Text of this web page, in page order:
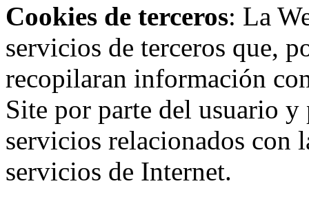
Cookies de terceros: La
servicios de terceros que,
recopilaran información
Site por parte del usuario
servicios relacionados con
servicios de Internet.